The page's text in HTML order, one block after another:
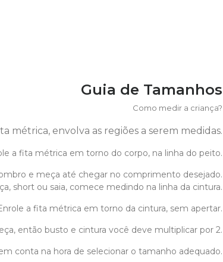
Guia de Tamanhos
Como medir a criança?
métrica, envolva as regiões a serem medidas.
a fita métrica em torno do corpo, na linha do peito.
e meça até chegar no comprimento desejado.
short ou saia, comece medindo na linha da cintura.
a fita métrica em torno da cintura, sem apertar.
então busto e cintura você deve multiplicar por 2.
conta na hora de selecionar o tamanho adequado.